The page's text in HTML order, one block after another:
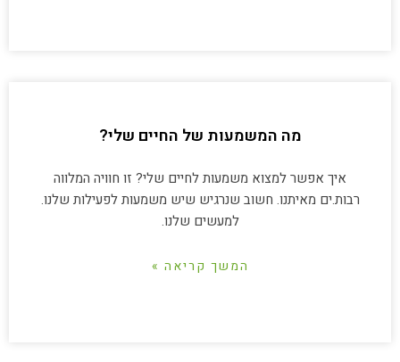
מה המשמעות של החיים שלי?
איך אפשר למצוא משמעות לחיים שלי? זו חוויה המלווה
רבות.ים מאיתנו. חשוב שנרגיש שיש משמעות לפעילות שלנו.
למעשים שלנו.
המשך קריאה »